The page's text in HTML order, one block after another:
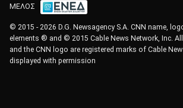
ΜΕΛΟΣ
© 2015 - 2026 D.G. Newsagency S.A. CNN name,
elements ® and © 2015 Cable News Network, Inc.
and the CNN logo are registered marks of Cable
displayed with permission